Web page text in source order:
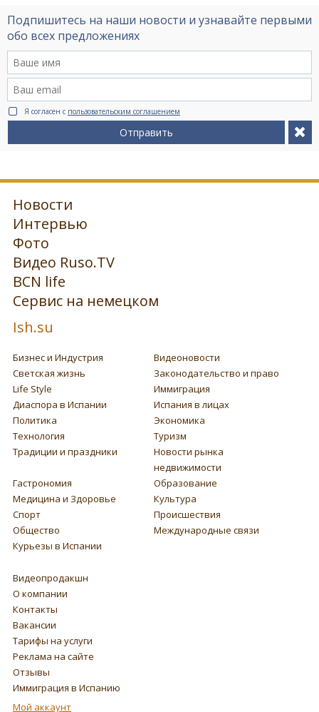
Подпишитесь на наши новости и узнавайте первыми
обо всех предложениях
Я согласен с пользовательским соглашением
Отправить
Новости
Интервью
Фото
Видео Ruso.TV
BCN life
Сервис на немецком
Ish.su
Бизнес и Индустрия
Видеоновости
Светская жизнь
Законодательство и право
Life Style
Иммиграция
Диаспора в Испании
Испания в лицах
Политика
Экономика
Технология
Туризм
Традиции и праздники
Новости рынка
недвижимости
Гастрономия
Образование
Медицина и Здоровье
Культура
Спорт
Происшествия
Общество
Международные связи
Курьезы в Испании
Видеопродакшн
О компании
Контакты
Вакансии
Тарифы на услуги
Реклама на сайте
Отзывы
Иммиграция в Испанию
Мой аккаунт